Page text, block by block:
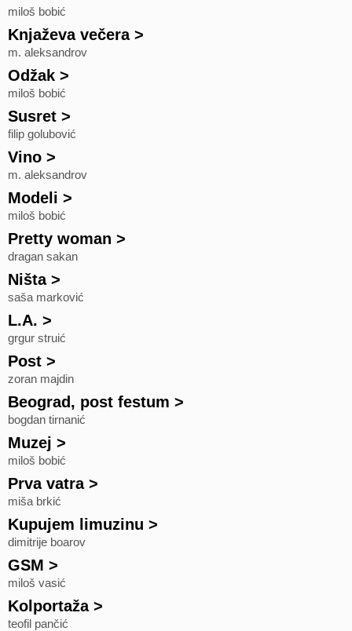
miloš bobić
Knjaževa večera>
m. aleksandrov
Odžak >
miloš bobić
Susret >
filip golubović
Vino >
m. aleksandrov
Modeli >
miloš bobić
Pretty woman >
dragan sakan
Ništa>
saša marković
L.A. >
grgur struić
Post >
zoran majdin
Beograd, post festum >
bogdan tirnanić
Muzej >
miloš bobić
Prva vatra>
miša brkić
Kupujem limuzinu >
dimitrije boarov
GSM >
miloš vasić
Kolportaža>
teofil pančić